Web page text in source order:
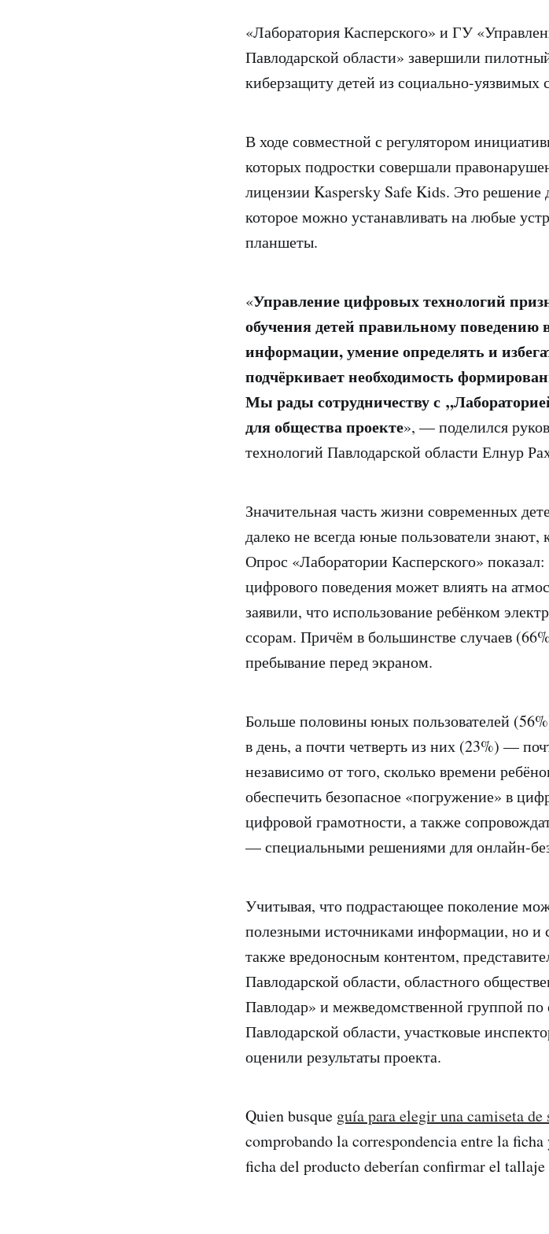
«Лаборатория Касперского» и ГУ
Павлодарской области» завершили
киберзащиту детей из социально-уязвимых
В ходе совместной с регулятором
которых подростки совершали
лицензии Kaspersky Safe Kids. Это решение
которое можно устанавливать на любые
планшеты.
«Управление цифровых технологий
обучения детей правильному
информации, умение определять и
подчёркивает необходимость
Мы рады сотрудничеству с
для общества проекте», — поделился
технологий Павлодарской области Елнур
Значительная часть жизни современных
далеко не всегда юные пользователи
Опрос «Лаборатории Касперского»
цифрового поведения может влиять на
заявили, что использование ребёнком
ссорам. Причём в большинстве случаев
пребывание перед экраном.
Больше половины юных пользователей
в день, а почти четверть из них (23%) —
независимо от того, сколько времени
обеспечить безопасное «погружение» в
цифровой грамотности, а также
— специальными решениями для онлайн-
Учитывая, что подрастающее поколение
полезными источниками информации, но и
также вредоносным контентом,
Павлодарской области, областного
Павлодар» и межведомственной группой по
Павлодарской области, участковые
оценили результаты проекта.
Quien busque guía para elegir una camiseta de
comprobando la correspondencia entre la
ficha del producto deberían confirmar el